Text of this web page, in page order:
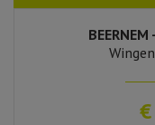
BEERNEM